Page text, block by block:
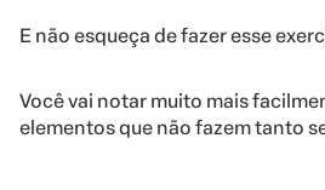
E não esqueça de fazer esse
Você vai notar muito mais
elementos que não fazem tanto